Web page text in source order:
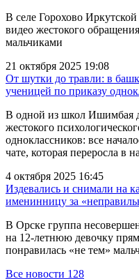
В селе Горохово Иркутской
видео жестокого
мальчиками
21 октября 2025 19:08
От шутки до травли: в
ученицей по приказу
В одной из школ Ишимбая
жестокого
одноклассников: все
чате, которая переросла в
4 октября 2025 16:45
Издевались и снимали на
именинницу за
В Орске группа
на 12-летнюю девочку
понравилась «не тем»
Все новости 128